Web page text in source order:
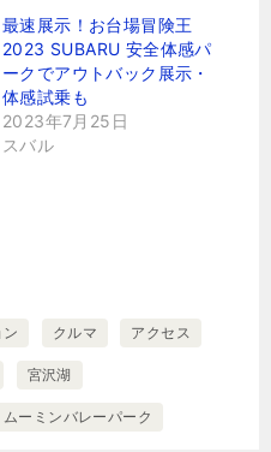
最速展示！お台場冒険王
2023 SUBARU 安全体感パ
ークでアウトバック展示・
体感試乗も
2023年7月25日
スバル
クルマ アクセス
宮沢湖
ムーミンバレーパーク